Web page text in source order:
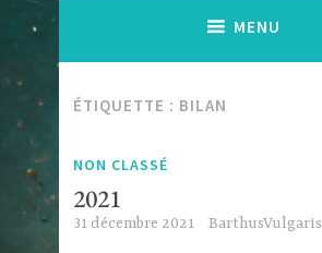
MENU
ÉTIQUETTE : BILAN
NON CLASSÉ
2021
31 décembre 2021 BarthusVulgaris